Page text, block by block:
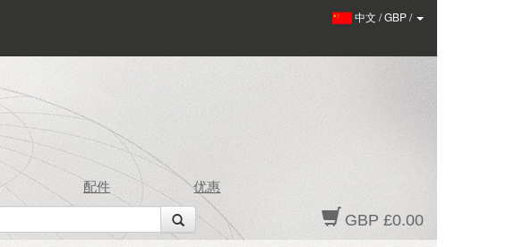
中文 /GBP/
配件 优惠
GBP £0.00